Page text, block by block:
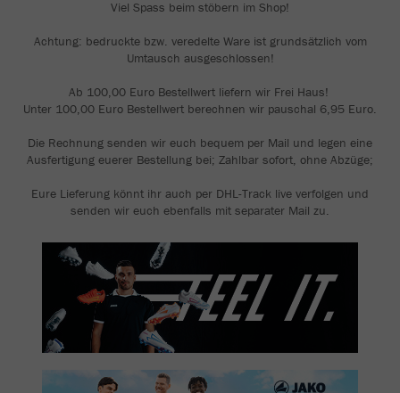
Viel Spass beim stöbern im Shop!
Achtung: bedruckte bzw. veredelte Ware ist grundsätzlich vom
Umtausch ausgeschlossen!
Ab 100,00 Euro Bestellwert liefern wir Frei Haus!
Unter 100,00 Euro Bestellwert berechnen wir pauschal 6,95 Euro.
Die Rechnung senden wir euch bequem per Mail und legen eine
Ausfertigung euerer Bestellung bei; Zahlbar sofort, ohne Abzüge;
Eure Lieferung könnt ihr auch per DHL-Track live verfolgen und
senden wir euch ebenfalls mit separater Mail zu.